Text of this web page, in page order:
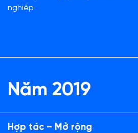
nghiệp
Năm 2019
Hợp tác – Mở rộng